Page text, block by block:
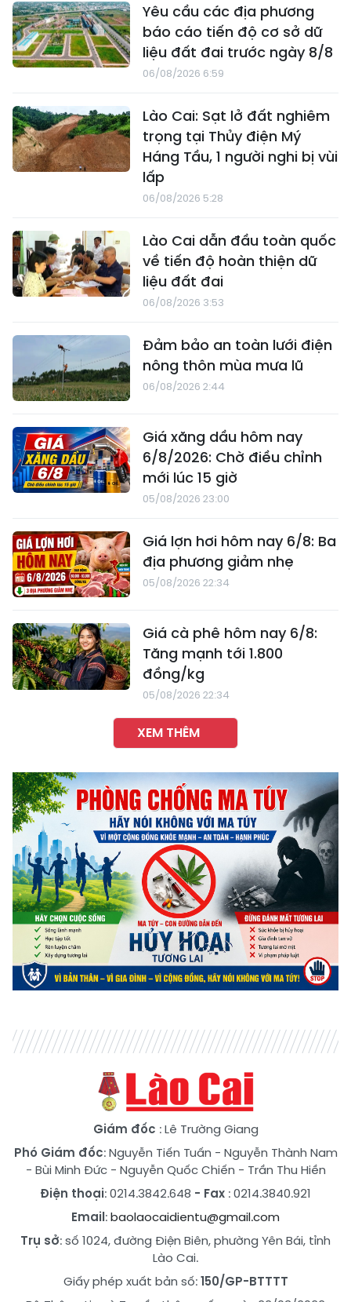
Yêu cầu các địa phương
báo cáo tiến độ cơ sở dữ
liệu đất đai trước ngày 8/8
06/08/2026 6:59
Lào Cai: Sạt lở đất nghiêm
trọng tại Thủy điện Mý
Háng Tầu, 1 người nghi bị vùi
lấp
06/08/2026 5:28
Lào Cai dẫn đầu toàn quốc
về tiến độ hoàn thiện dữ
liệu đất đai
06/08/2026 3:53
Đảm bảo an toàn lưới điện
nông thôn mùa mưa lũ
06/08/2026 2:44
Giá xăng dầu hôm nay
6/8/2026: Chờ điều chỉnh
mới lúc 15 giờ
05/08/2026 23:00
Giá lợn hơi hôm nay 6/8: Ba
địa phương giảm nhẹ
05/08/2026 22:34
Giá cà phê hôm nay 6/8:
Tăng mạnh tới 1.800
đồng/kg
05/08/2026 22:34
XEM THÊM
Giám đốc : Lê Trường Giang
Phó Giám đốc:Nguyễn Tiến Tuấn - Nguyễn Thành Nam
- Bùi Minh Đức- Nguyễn Quốc Chiến - Trần Thu Hiền
Điện thoại: 0214.3842.648 - Fax : 0214.3840.921
Email:baolaocaidientu@gmail.com
Trụ sở: số 1024, đường Điện Biên, phường Yên Bái, tỉnh
Lào Cai.
Giấy phép xuất bản số:150/GP-BTTTT